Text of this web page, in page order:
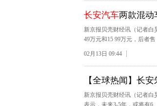
长安汽车两款混动
新京报贝壳财经讯（记者白
49万元和15 99万元，后者售
02月13日 09:44
【全球热闻】长
新京报贝壳财经讯（记者白
表示，未来3-5年，或将有6